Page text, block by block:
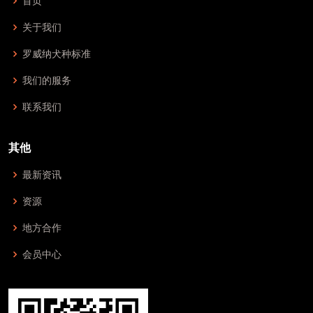
关于我们
罗威纳犬种标准
我们的服务
联系我们
其他
最新资讯
资源
地方合作
会员中心